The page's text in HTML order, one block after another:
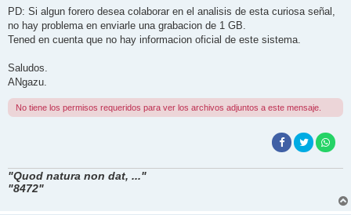
PD: Si algun forero desea colaborar en el analisis de esta curiosa señal,
no hay problema en enviarle una grabacion de 1 GB.
Tened en cuenta que no hay informacion oficial de este sistema.
Saludos.
ANgazu.
No tiene los permisos requeridos para ver los archivos adjuntos a este mensaje.
"Quod natura non dat, ..."
"8472"